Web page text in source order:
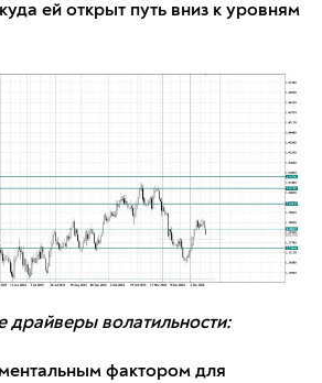
ей открыт путь вниз к уровням
драйверы волатильности:
фактором для